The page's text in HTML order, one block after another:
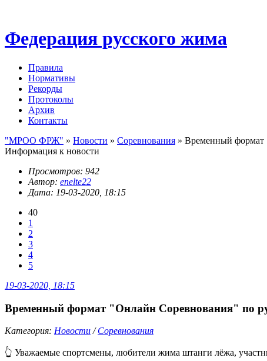
Федерация русского жима
Правила
Нормативы
Рекорды
Протоколы
Архив
Контакты
"МРОО ФРЖ" » Новости » Соревнования » Временный
Информация к новости
Просмотров: 942
Автор: enelte22
Дата: 19-03-2020, 18:15
40
1
2
3
4
5
19-03-2020, 18:15
Временный формат "Онлайн Соревнования" по
Категория: Новости /Соревнования
👆 Уважаемые спортсмены, любители жима штанги лёжа,